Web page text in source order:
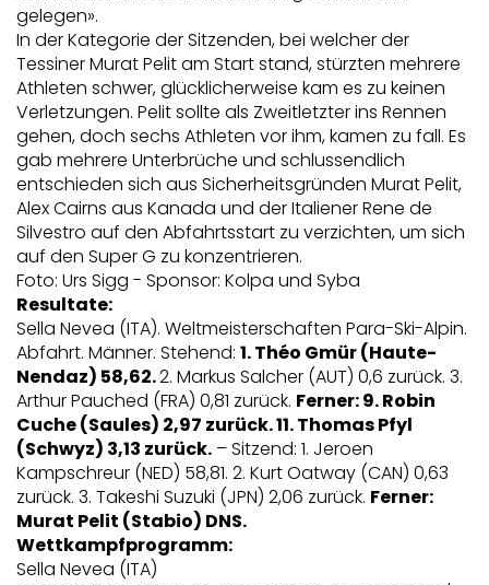
gelegen».
In der Kategorie der Sitzenden, bei welcher der
Tessiner Murat Pelit am Start stand, stürzten mehrere
Athleten schwer, glücklicherweise kam es zu keinen
Verletzungen. Pelit sollte als Zweitletzter ins Rennen
gehen, doch sechs Athleten vor ihm, kamen zu fall. Es
gab mehrere Unterbrüche und schlussendlich
entschieden sich aus Sicherheitsgründen Murat Pelit,
Alex Cairns aus Kanada und der Italiener Rene de
Silvestro auf den Abfahrtsstart zu verzichten, um sich
auf den Super G zu konzentrieren.
Foto: Urs Sigg - Sponsor: Kolpa und Syba
Resultate:
Sella Nevea (ITA). Weltmeisterschaften Para-Ski-Alpin.
Abfahrt. Männer. Stehend: 1. Théo Gmür (Haute-
Nendaz) 58,62.2. Markus Salcher (AUT) 0,6 zurück. 3.
Arthur Pauched (FRA) 0,81 zurück. Ferner: 9. Robin
Cuche (Saules) 2,97 zurück. 11. Thomas Pfyl
(Schwyz) 3,13 zurück. – Sitzend: 1. Jeroen
Kampschreur (NED) 58,81. 2. Kurt Oatway (CAN) 0,63
zurück. 3. Takeshi Suzuki (JPN) 2,06 zurück. Ferner:
Murat Pelit (Stabio) DNS.
Wettkampfprogramm:
Sella Nevea (ITA)